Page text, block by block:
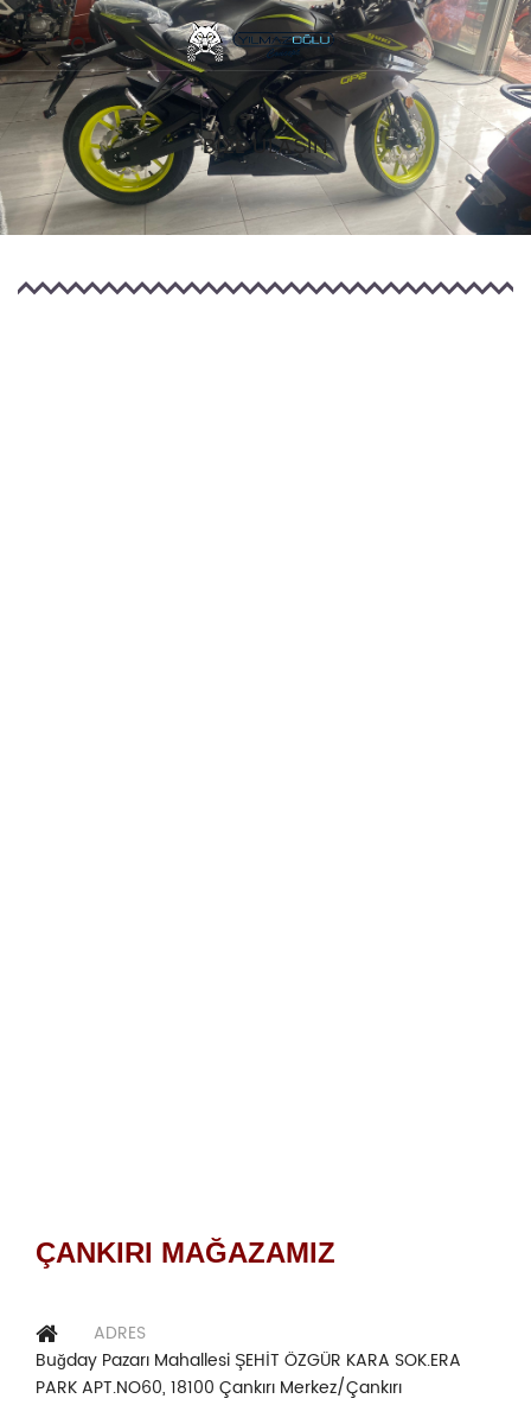
Mobile
navigation
BIZE ULAŞIN
Skip to content
ÇANKIRI MAĞAZAMIZ
ADRES
Buğday Pazarı Mahallesi ŞEHİT ÖZGÜR KARA SOK.ERA
PARK APT.NO60, 18100 Çankırı Merkez/Çankırı